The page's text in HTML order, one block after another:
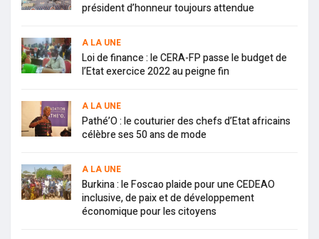
président d’honneur toujours attendue
A LA UNE
Loi de finance : le CERA-FP passe le budget de
l’Etat exercice 2022 au peigne fin
A LA UNE
Pathé’O : le couturier des chefs d’Etat africains
célèbre ses 50 ans de mode
A LA UNE
Burkina : le Foscao plaide pour une CEDEAO
inclusive, de paix et de développement
économique pour les citoyens